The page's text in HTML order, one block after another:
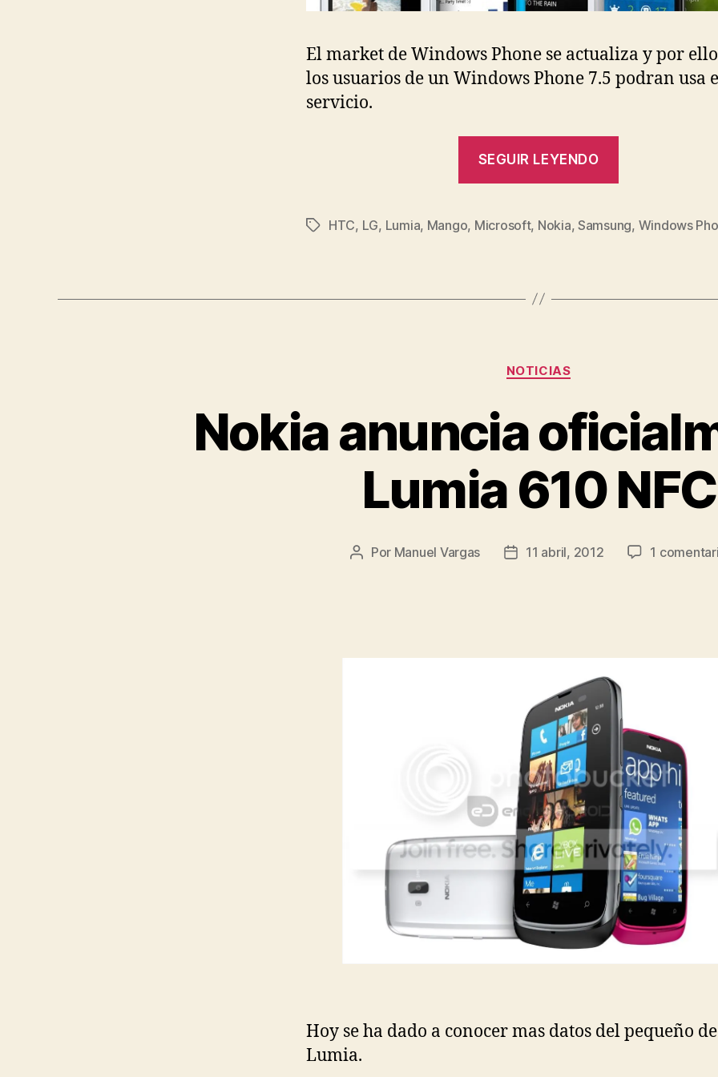
El market de Windows Phone se actualiza y por
los usuarios de un Windows Phone 7.5 podran usa
servicio.
SEGUIR LEYENDO
de
Mango
Etiquetas
HTC, LG, Lumia, Mango, Microsoft, Nokia,Samsung, Windows
Categorías
NOTICIAS
Nokia anuncia
Lumia 610 NFC
Autor
Por Manuel Vargas
Fecha11 abril, 2012 1
Hoy se ha dado a conocer mas datos del pequeño
Lumia.